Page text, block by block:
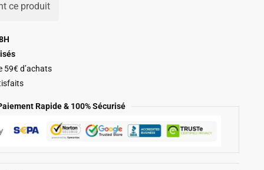
ce produit
59€ d’achats
Rapide & 100% Sécurisé